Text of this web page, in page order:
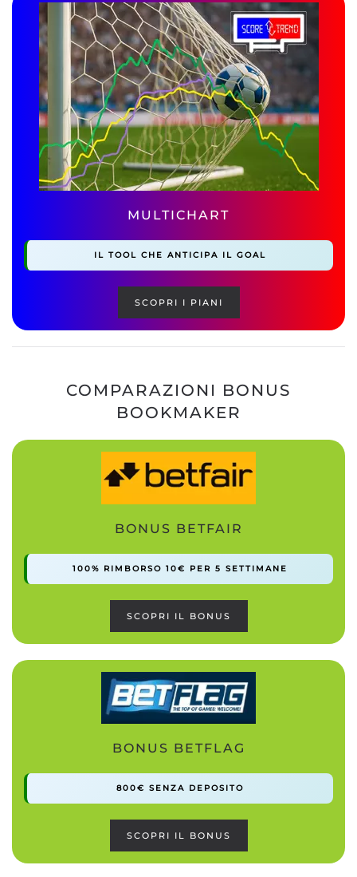
MULTICHART
IL TOOL CHE ANTICIPA IL GOAL
SCOPRI I PIANI
COMPARAZIONI BONUS
BOOKMAKER
BONUS BETFAIR
100% RIMBORSO 10€ PER 5 SETTIMANE
SCOPRI IL BONUS
BONUS BETFLAG
800€ SENZA DEPOSITO
SCOPRI IL BONUS